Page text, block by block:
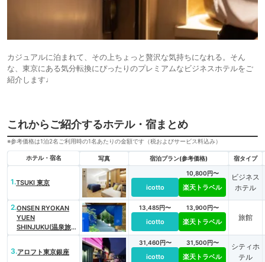
カジュアルに泊まれて、その上ちょっと贅沢な気持ちになれる。そん
な、東京にある気分転換にぴったりのプレミアムなビジネスホテルをご
紹介します♩
これからご紹介するホテル・宿まとめ
※参考価格は1泊2名ご利用時の1名あたりの金額です（税およびサービス料込み）
ホテル・宿名 写真 宿泊プラン(参考価格) 宿タイプ
1.TSUKI 東京
icotto
10,800円〜
楽天トラベル
ビジネス
ホテル
2.ONSEN RYOKAN
YUEN
SHINJUKU(温泉旅
館 由縁 新宿)
13,485円〜
icotto
13,900円〜
楽天トラベル 旅館
3.アロフト東京銀座
31,460円〜
icotto
31,500円〜
楽天トラベル
シティホ
テル